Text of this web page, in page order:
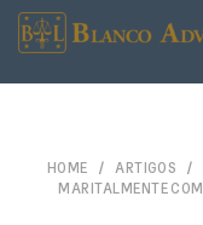
HOME ARTIGOS
MARITALMENTE